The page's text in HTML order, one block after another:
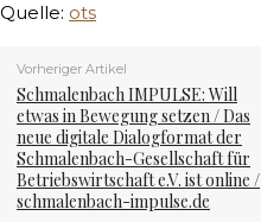
Quelle: ots
Vorheriger Artikel
Schmalenbach IMPULSE: Will
etwas in Bewegung setzen / Das
neue digitale Dialogformat der
Schmalenbach-Gesellschaft für
Betriebswirtschaft e.V. ist online /
schmalenbach-impulse.de